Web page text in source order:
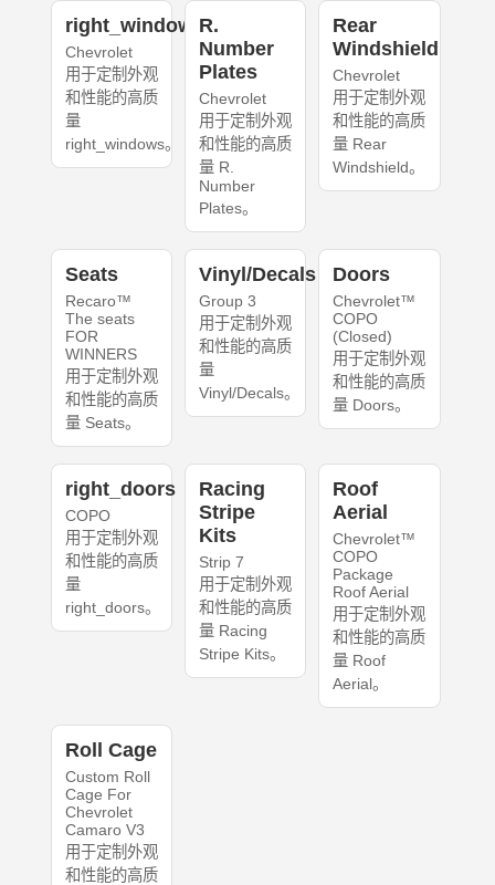
right_windows
Chevrolet
用于定制外观
和性能的高质
量
right_windows。
R.
Number
Plates
Chevrolet
用于定制外观
和性能的高质
量 R.
Number
Plates。
Rear
Windshield
Chevrolet
用于定制外观
和性能的高质
量 Rear
Windshield。
Seats
Recaro™
The seats
FOR
WINNERS
用于定制外观
和性能的高质
量 Seats。
Vinyl/Decals
Group 3
用于定制外观
和性能的高质
量
Vinyl/Decals。
Doors
Chevrolet™
COPO
(Closed)
用于定制外观
和性能的高质
量 Doors。
right_doors
COPO
用于定制外观
和性能的高质
量
right_doors。
Racing
Stripe
Kits
Strip 7
用于定制外观
和性能的高质
量 Racing
Stripe Kits。
Roof
Aerial
Chevrolet™
COPO
Package
Roof Aerial
用于定制外观
和性能的高质
量 Roof
Aerial。
Roll Cage
Custom Roll
Cage For
Chevrolet
Camaro V3
用于定制外观
和性能的高质